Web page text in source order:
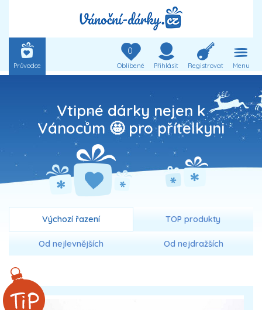
Průvodce
0
Oblíbené Přihlásit Registrovat Menu
Vtipné dárky nejen k
Vánocům 🤩 pro přítelkyni
Výchozí řazení TOP produkty
Od nejlevnějších Od nejdražších